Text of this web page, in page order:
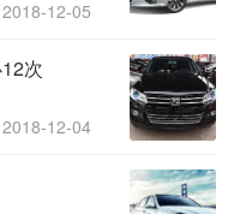
2018-12-05
次
2018-12-04